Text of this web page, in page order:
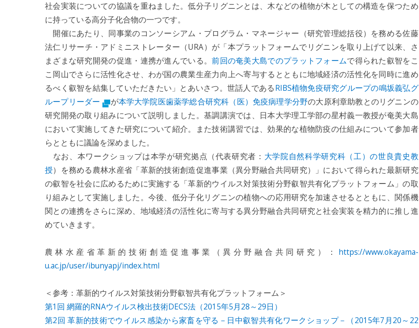
社会実装についての協議を重ねました。低分子リグニンとは、木などの植物が木としての構造を保つため
に持っている高分子化合物の一つです。
開催にあたり、同事業のコンソーシアム・プログラム・マネージャー（研究管理総括役）を務める佐藤
法仁リサーチ・アドミニストレーター（URA）が「本プラットフォームでリグニンを取り上げて以来、さ
まざまな研究開発の促進・連携が進んでいる。前回の奄美大島でのプラットフォームで得られた叡智をこ
こ岡山でさらに活性化させ、わが国の農業生産力向上へ寄与するとともに地域経済の活性化を同時に進め
るべく叡智を結集していただきたい」とあいさつ。世話人であるRIBS植物免疫研究グループの鳴坂義弘グ
ループリーダー
が本学大学院医歯薬学総合研究科（医）免疫病理学分野の大原利章助教とのリグニンの
研究開発の取り組みについて説明しました。基調講演では、日本大学理工学部の星村義一教授が奄美大島
において実施してきた研究について紹介。また技術講習では、効果的な植物防疫の仕組みについて参加者
らとともに議論を深めました。
なお、本ワークショップは本学が研究拠点（代表研究者： 大学院自然科学研究科（工）の世良貴史教
授）を務める農林水産省「革新的技術創造促進事業（異分野融合共同研究）」において得られた最新研究
の叡智を社会に広めるために実施する「革新的ウイルス対策技術分野叡智共有化プラットフォーム」の取
り組みとして実施しました。今後、低分子化リグニンの植物への応用研究を加速させるとともに、関係機
関との連携をさらに深め、地域経済の活性化に寄与する異分野融合共同研究と社会実装を精力的に推し進
めていきます。
農林水産省革新的技術創造促進事業（異分野融合共同研究）： https://www.okayama-
u.ac.jp/user/ibunyapj/index.html
＜参考：革新的ウイルス対策技術分野叡智共有化プラットフォーム＞
第1回 網羅的RNAウイルス検出技術DECS法（2015年5月28～29日）
第2回 革新的技術でウイルス感染から家畜を守る－日中叡智共有化ワークショップ－（2015年7月20～22